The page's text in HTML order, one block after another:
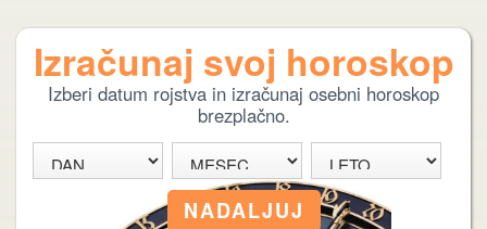
Izračunaj svoj horoskop
Izberi datum rojstva in izračunaj osebni horoskop
brezplačno.